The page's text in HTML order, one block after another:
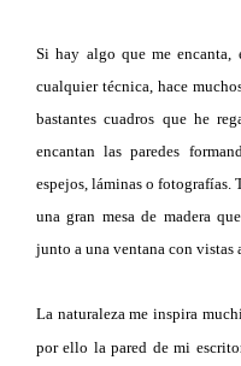
Si hay algo que me encanta,
cualquier técnica, hace
bastantes cuadros que he
encantan las paredes
espejos, láminas o fotografías.
una gran mesa de madera
junto a una ventana con vistas
La naturaleza me inspira
por ello la pared de mi